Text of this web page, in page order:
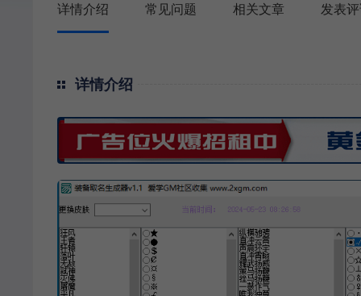
详情介绍 常见问题 相关文章 发表
详情介绍